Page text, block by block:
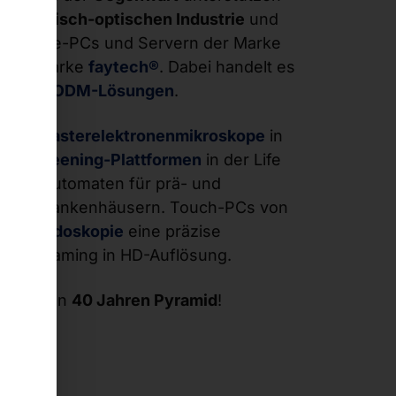
optischen Industrie und
PCs und Servern der Marke
Marke faytech®. Dabei handelt es
und ODM-Lösungen.
Rasterelektronenmikroskope in
Screening-Plattformen in der Life
für prä- und
in Krankenhäusern. Touch-PCs von
Endoskopie eine präzise
Streaming in HD-Auflösung.
40 Jahren Pyramid!